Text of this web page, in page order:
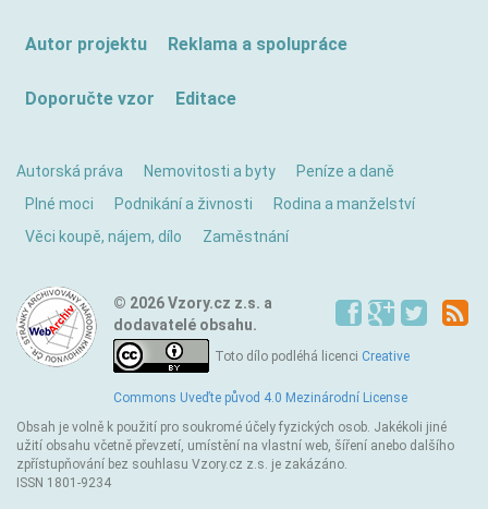
Autor projektu Reklama a spolupráce
Doporučte vzor Editace
Autorská práva Nemovitosti a byty
Peníze a daně
Plné moci
Podnikání a živnosti
Rodina a manželství
Věci koupě, nájem, dílo
Zaměstnání
© 2026 Vzory.cz z.s. a
dodavatelé obsahu.
Toto dílo podléhá licenci Creative
Commons Uveďte původ 4.0 Mezinárodní License
Obsah je volně k použití pro soukromé účely fyzických osob. Jakékoli jiné
užití obsahu včetně převzetí, umístění na vlastní web, šíření anebo dalšího
zpřístupňování bez souhlasu Vzory.cz z.s. je zakázáno.
ISSN 1801-9234